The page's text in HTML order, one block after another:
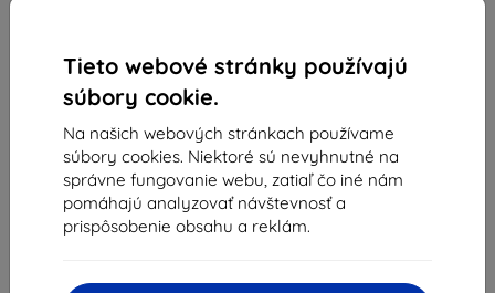
Tieto webové stránky používajú
súbory cookie.
Na našich webových stránkach používame
súbory cookies. Niektoré sú nevyhnutné na
správne fungovanie webu, zatiaľ čo iné nám
pomáhajú analyzovať návštevnosť a
prispôsobenie obsahu a reklám.
z celkom3.